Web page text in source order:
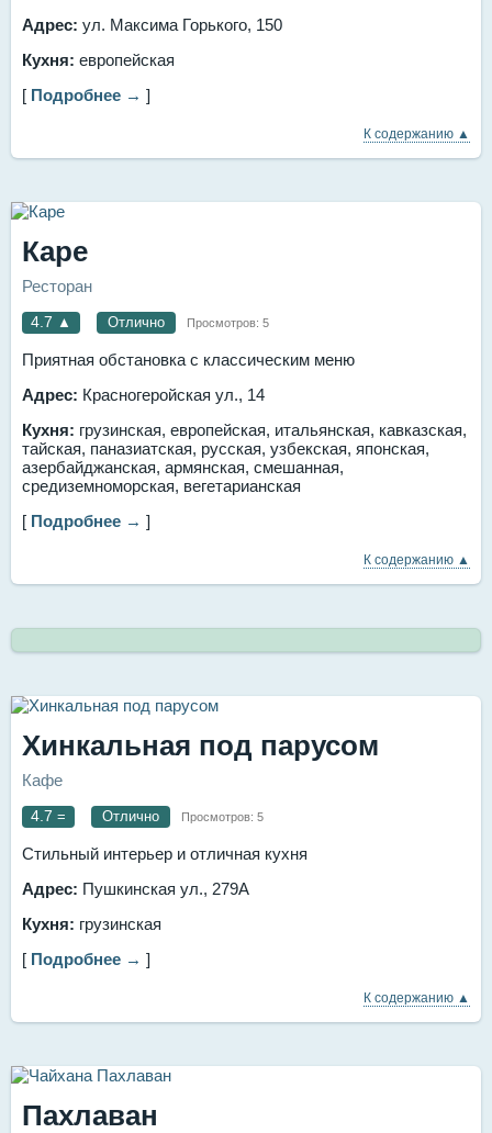
Адрес: ул. Максима Горького, 150
Кухня: европейская
[ Подробнее → ]
К содержанию ▲
Каре
Ресторан
4.7 ▲ Отлично Просмотров: 5
Приятная обстановка с классическим меню
Адрес: Красногеройская ул., 14
Кухня: грузинская, европейская, итальянская, кавказская,
тайская, паназиатская, русская, узбекская, японская,
азербайджанская, армянская, смешанная,
средиземноморская, вегетарианская
[ Подробнее → ]
К содержанию ▲
Хинкальная под парусом
Кафе
4.7 = Отлично Просмотров: 5
Стильный интерьер и отличная кухня
Адрес: Пушкинская ул., 279А
Кухня: грузинская
[ Подробнее → ]
К содержанию ▲
Пахлаван